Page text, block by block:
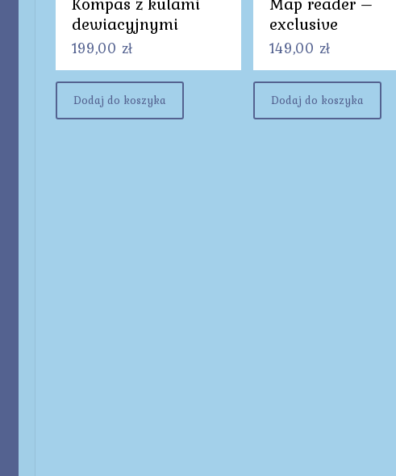
dewiacyjnymi
199,00 zł
Dodaj do koszyka
exclusive
149,00 zł
Dodaj do koszyka